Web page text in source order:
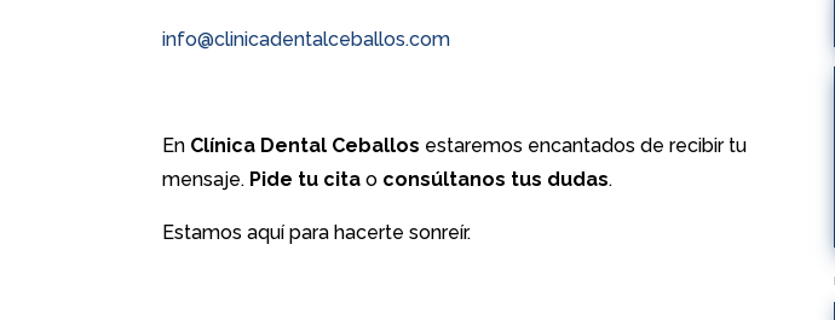
info@clinicadentalceballos.com
En Clínica Dental Ceballos estaremos encantados de recibir tu
mensaje. Pide tu cita o consúltanos tus dudas.
Estamos aquí para hacerte sonreír.